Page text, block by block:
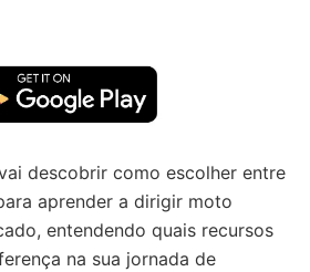
descobrir como escolher entre
aprender a dirigir moto
entendendo quais recursos
na sua jornada de